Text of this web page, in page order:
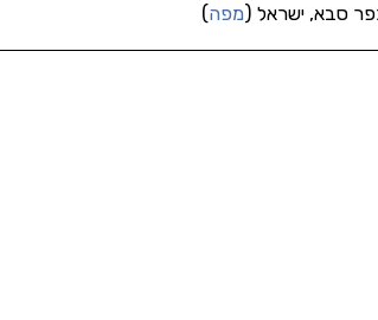
סבא, ישראל (מפה)